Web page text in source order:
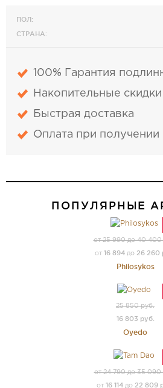
ПОЛ:
СТРАНА:
100% Гарантия
Накопительные скидки
Быстрая доставка
Оплата при получении
ПОПУЛЯРНЫЕ
от 25 990 до 40 400
от 16 894до 26 260
Philosykos
25 850 руб.
16 803 руб.
Oyedo
от 24 790 до 35 090
от 16 114до 22 809